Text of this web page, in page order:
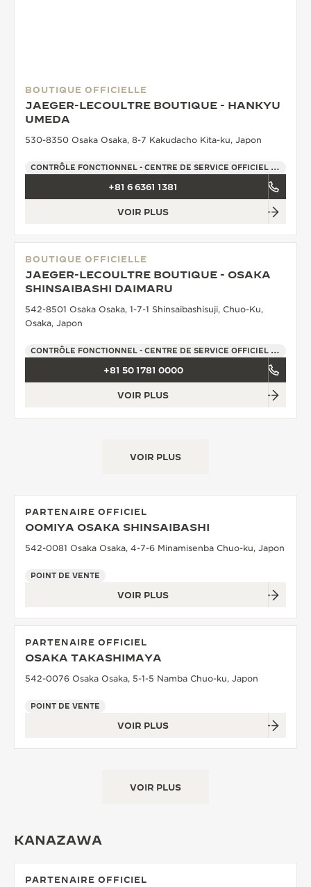
BOUTIQUE OFFICIELLE
JAEGER-LECOULTRE BOUTIQUE - HANKYU
UMEDA
530-8350 Osaka Osaka, 8-7 Kakudacho Kita-ku, Japon
CONTRÔLE FONCTIONNEL - CENTRE DE SERVICE OFFICIEL - POINT DE VENTE
+81 6 6361 1381
VOIR PLUS
BOUTIQUE OFFICIELLE
JAEGER-LECOULTRE BOUTIQUE - OSAKA
SHINSAIBASHI DAIMARU
542-8501 Osaka Osaka, 1-7-1 Shinsaibashisuji, Chuo-Ku,
Osaka, Japon
CONTRÔLE FONCTIONNEL - CENTRE DE SERVICE OFFICIEL - POINT DE VENTE
+81 50 1781 0000
VOIR PLUS
VOIR PLUS
PARTENAIRE OFFICIEL
OOMIYA OSAKA SHINSAIBASHI
542-0081 Osaka Osaka, 4-7-6 Minamisenba Chuo-ku, Japon
POINT DE VENTE
VOIR PLUS
PARTENAIRE OFFICIEL
OSAKA TAKASHIMAYA
542-0076 Osaka Osaka, 5-1-5 Namba Chuo-ku, Japon
POINT DE VENTE
VOIR PLUS
VOIR PLUS
KANAZAWA
PARTENAIRE OFFICIEL